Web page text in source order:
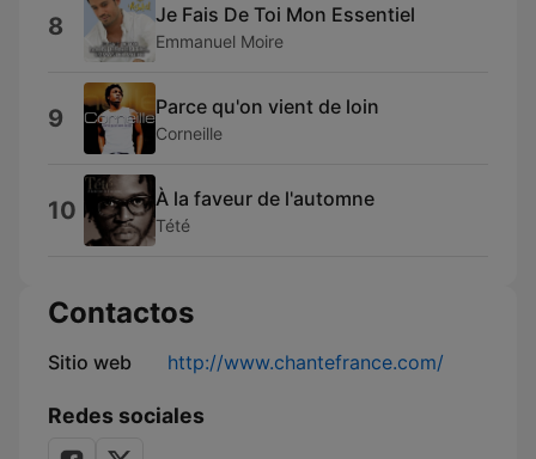
8 Je Fais De Toi Mon Essentiel
Emmanuel Moire
9 Parce qu'on vient de loin
Corneille
10 À la faveur de l'automne
Tété
Contactos
Sitio web http://www.chantefrance.com/
Redes sociales